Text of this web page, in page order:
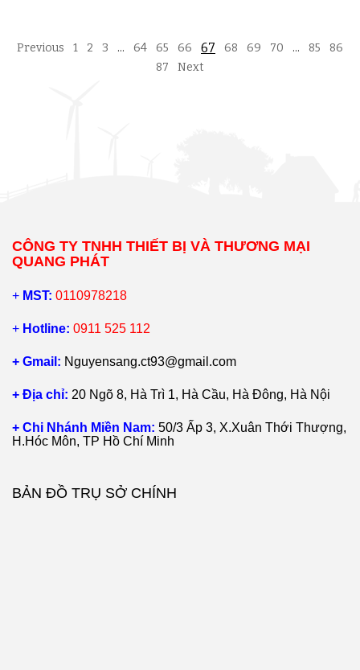
Previous 1 2 3 … 64 65 66 67 68 69 70 … 85
86
87
Next
CÔNG TY TNHH THIẾT BỊ VÀ THƯƠNG MẠI
QUANG PHÁT
+ MST: 0110978218
+ Hotline: 0911 525 112
+ Gmail: Nguyensang.ct93@gmail.com
+ Địa chỉ: 20 Ngõ 8, Hà Trì 1, Hà Cầu, Hà Đông, Hà Nội
+ Chi Nhánh Miền Nam: 50/3 Ấp 3, X.Xuân Thới Thượng,
H.Hóc Môn, TP Hồ Chí Minh
BẢN ĐỒ TRỤ SỞ CHÍNH